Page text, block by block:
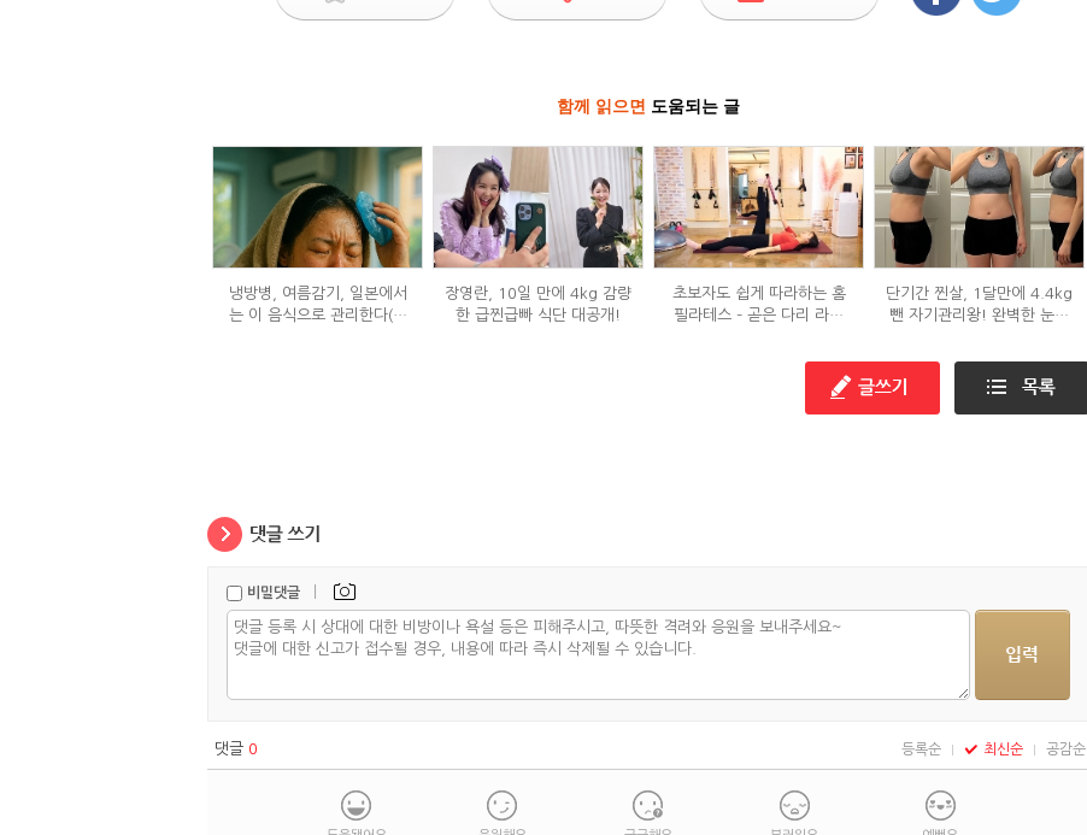
함께 읽으면 도움되는 글
냉방병, 여름감기, 일본에서
는 이 음식으로 관리한다(생
장영란, 10일 만에 4kg 감량
한 급찐급빠 식단 대공개!
초보자도 쉽게 따라하는 홈
필라테스 – 곧은 다리 라인
단기간 찐살, 1달만에 4.4kg
뺀 자기관리왕! 완벽한 눈바
비밀댓글 |
댓글 0 등록순 최신순 공감순